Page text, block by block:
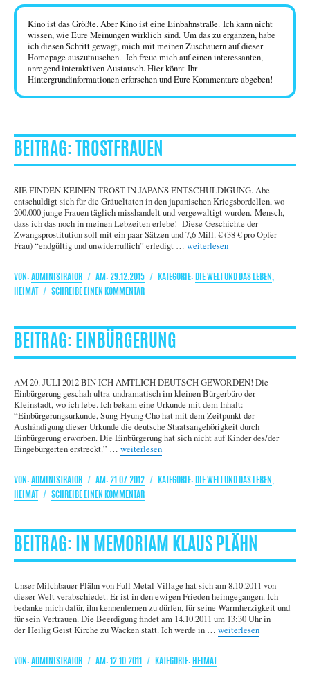
Kino ist das Größte. Aber Kino ist eine Einbahnstraße. Ich kann nicht
wissen, wie Eure Meinungen wirklich sind. Um das zu ergänzen, habe
ich diesen Schritt gewagt, mich mit meinen Zuschauern auf dieser
Homepage auszutauschen. Ich freue mich auf einen interessanten,
anregend interaktiven Austausch. Hier könnt Ihr
Hintergrundinformationen erforschen und Eure Kommentare abgeben!
TROSTFRAUEN
SIE FINDEN KEINEN TROST IN JAPANS ENTSCHULDIGUNG. Abe
entschuldigt sich für die Gräueltaten in den japanischen Kriegsbordellen, wo
200.000 junge Frauen täglich misshandelt und vergewaltigt wurden. Mensch,
dass ich das noch in meinen Lebzeiten erlebe! Diese Geschichte der
Zwangsprostitution soll mit ein paar Sätzen und 7,6 Mill. € (38 € pro Opfer-
Frau) “endgültig und unwiderruflich” erledigt …„Trostfrauen“
weiterlesen
AUTOR
ADMINISTRATOR
VERÖFFENTLICHT
AM
29.12.2015 KATEGORIEN
DIE WELT UND DAS LEBEN,
HEIMAT
SCHREIBE EINEN KOMMENTARZU
EINBÜRGERUNG
AM 20. JULI 2012 BIN ICH AMTLICH DEUTSCH GEWORDEN! Die
Einbürgerung geschah ultra-undramatisch im kleinen Bürgerbüro der
Kleinstadt, wo ich lebe. Ich bekam eine Urkunde mit dem Inhalt:
“Einbürgerungsurkunde, Sung-Hyung Cho hat mit dem Zeitpunkt der
Aushändigung dieser Urkunde die deutsche Staatsangehörigkeit durch
Einbürgerung erworben. Die Einbürgerung hat sich nicht auf Kinder des/der
Eingebürgerten erstreckt.” …„Einbürgerung“
weiterlesen
AUTOR
ADMINISTRATOR
VERÖFFENTLICHT
AM
21.07.2012 KATEGORIEN
DIE WELT UND DAS LEBEN,
HEIMAT
SCHREIBE EINEN KOMMENTARZU
IN MEMORIAM KLAUS PLÄHN
Unser Milchbauer Plähn von Full Metal Village hat sich am 8.10.2011 von
dieser Welt verabschiedet. Er ist in den ewigen Frieden heimgegangen. Ich
bedanke mich dafür, ihn kennenlernen zu dürfen, für seine Warmherzigkeit und
für sein Vertrauen. Die Beerdigung findet am 14.10.2011 um 13:30 Uhr in
der Heilig Geist Kirche zu Wacken statt. Ich werde in …„In Memoriam Klaus
weiterlesen
AUTOR
ADMINISTRATOR
VERÖFFENTLICHT
12.10.2011 KATEGORIEN
HEIMAT